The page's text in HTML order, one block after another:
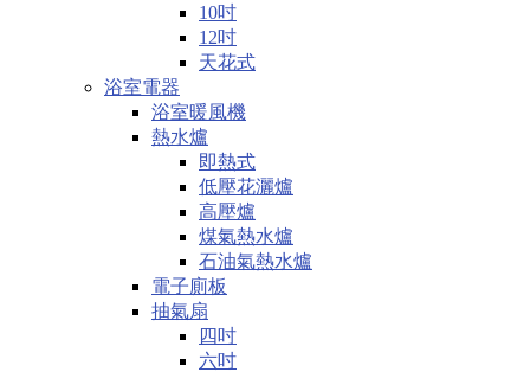
10吋
12吋
天花式
浴室電器
浴室暖風機
熱水爐
即熱式
低壓花灑爐
高壓爐
煤氣熱水爐
石油氣熱水爐
電子廁板
抽氣扇
四吋
六吋